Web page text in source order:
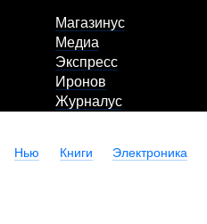
Магазинус
Медиа
Экспресс
Иронов
Журналус
Нью Книги Электроника